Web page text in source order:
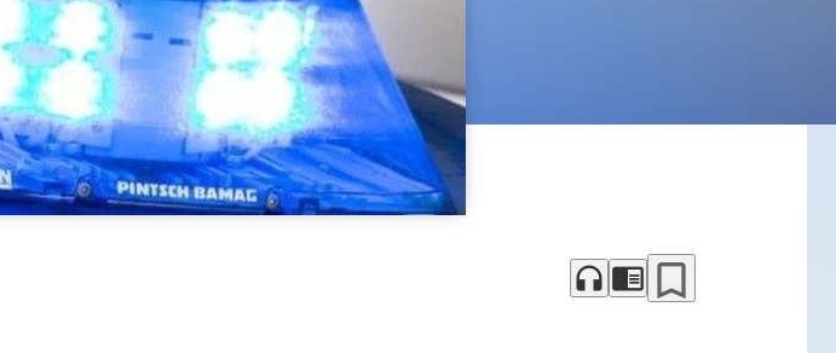
headphones chrome_reader_mode bookmark_border